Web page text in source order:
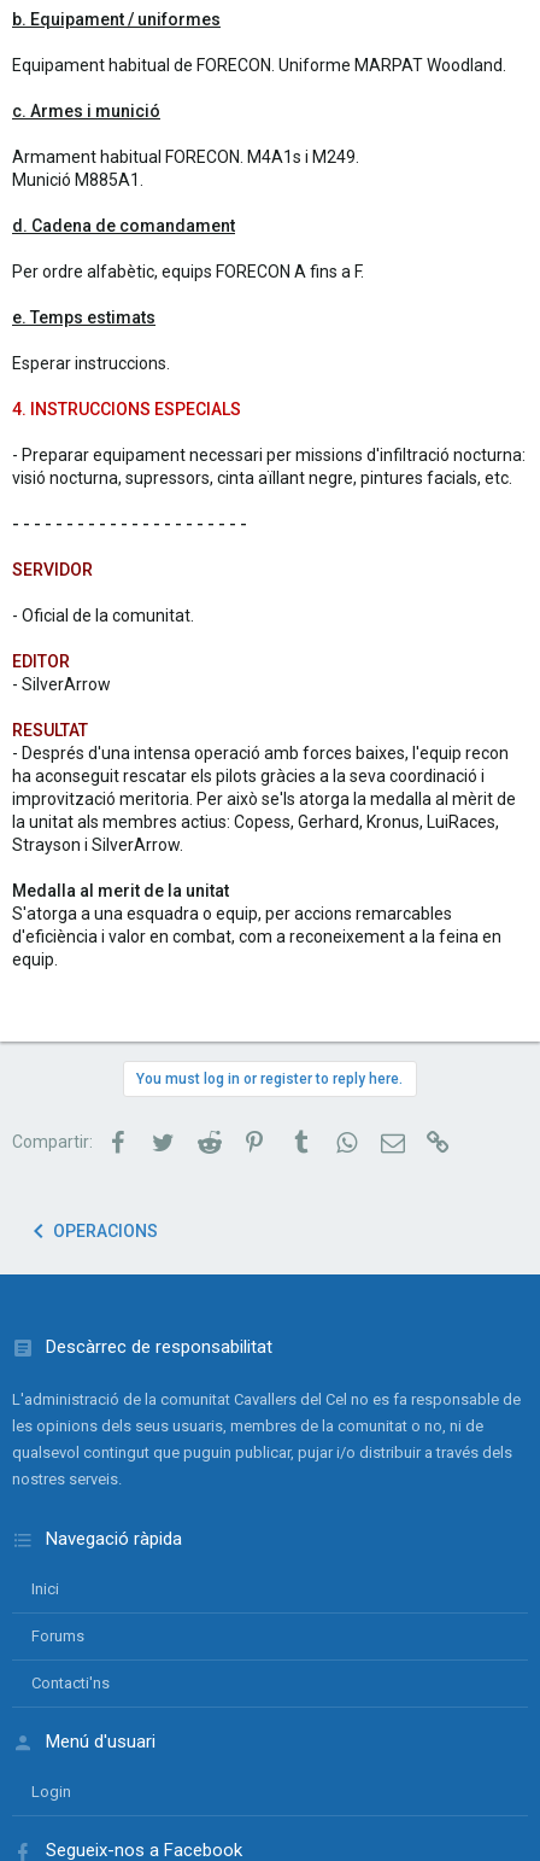
b. Equipament / uniformes
Equipament habitual de FORECON. Uniforme MARPAT Woodland.
c. Armes i munició
Armament habitual FORECON. M4A1s i M249.
Munició M885A1.
d. Cadena de comandament
Per ordre alfabètic, equips FORECON A fins a F.
e. Temps estimats
Esperar instruccions.
4. INSTRUCCIONS ESPECIALS
- Preparar equipament necessari per missions d'infiltració nocturna:
visió nocturna, supressors, cinta aïllant negre, pintures facials, etc.
- - - - - - - - - - - - - - - - - - - - - -
SERVIDOR
- Oficial de la comunitat.
EDITOR
- SilverArrow
RESULTAT
- Després d'una intensa operació amb forces baixes, l'equip recon
ha aconseguit rescatar els pilots gràcies a la seva coordinació i
improvització meritoria. Per això se'ls atorga la medalla al mèrit de
la unitat als membres actius: Copess, Gerhard, Kronus, LuiRaces,
Strayson i SilverArrow.
Medalla al merit de la unitat
S'atorga a una esquadra o equip, per accions remarcables
d'eficiència i valor en combat, com a reconeixement a la feina en
equip.
You must log in or register to reply here.
Compartir: FacebookTwitterReddit PinterestTumblrWhatsAppCorreu electrònic
OPERACIONS
Descàrrec de responsabilitat
L'administració de la comunitat Cavallers del Cel no es fa responsable de
les opinions dels seus usuaris, membres de la comunitat o no, ni de
qualsevol contingut que puguin publicar, pujar i/o distribuir a través dels
nostres serveis.
Navegació ràpida
Inici
Forums
Contacti'ns
Menú d'usuari
Login
Segueix-nos a Facebook